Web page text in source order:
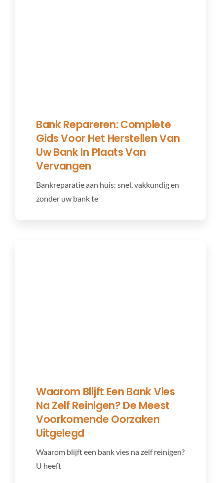
Bank Repareren: Complete
Gids Voor Het Herstellen Van
Uw Bank In Plaats Van
Vervangen
Bankreparatie aan huis: snel, vakkundig en
zonder uw bank te
Waarom Blijft Een Bank Vies
Na Zelf Reinigen? De Meest
Voorkomende Oorzaken
Uitgelegd
Waarom blijft een bank vies na zelf reinigen?
U heeft